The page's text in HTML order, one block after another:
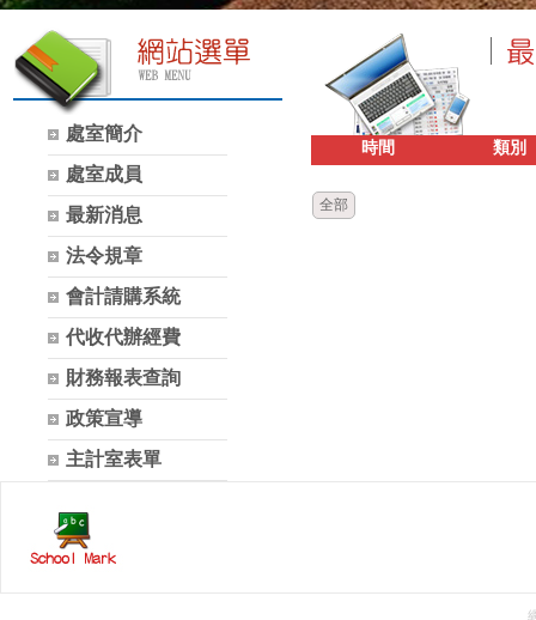
處室簡介
處室成員
最新消息
法令規章
會計請購系統
代收代辦經費
財務報表查詢
政策宣導
主計室表單
時間 類別
全部